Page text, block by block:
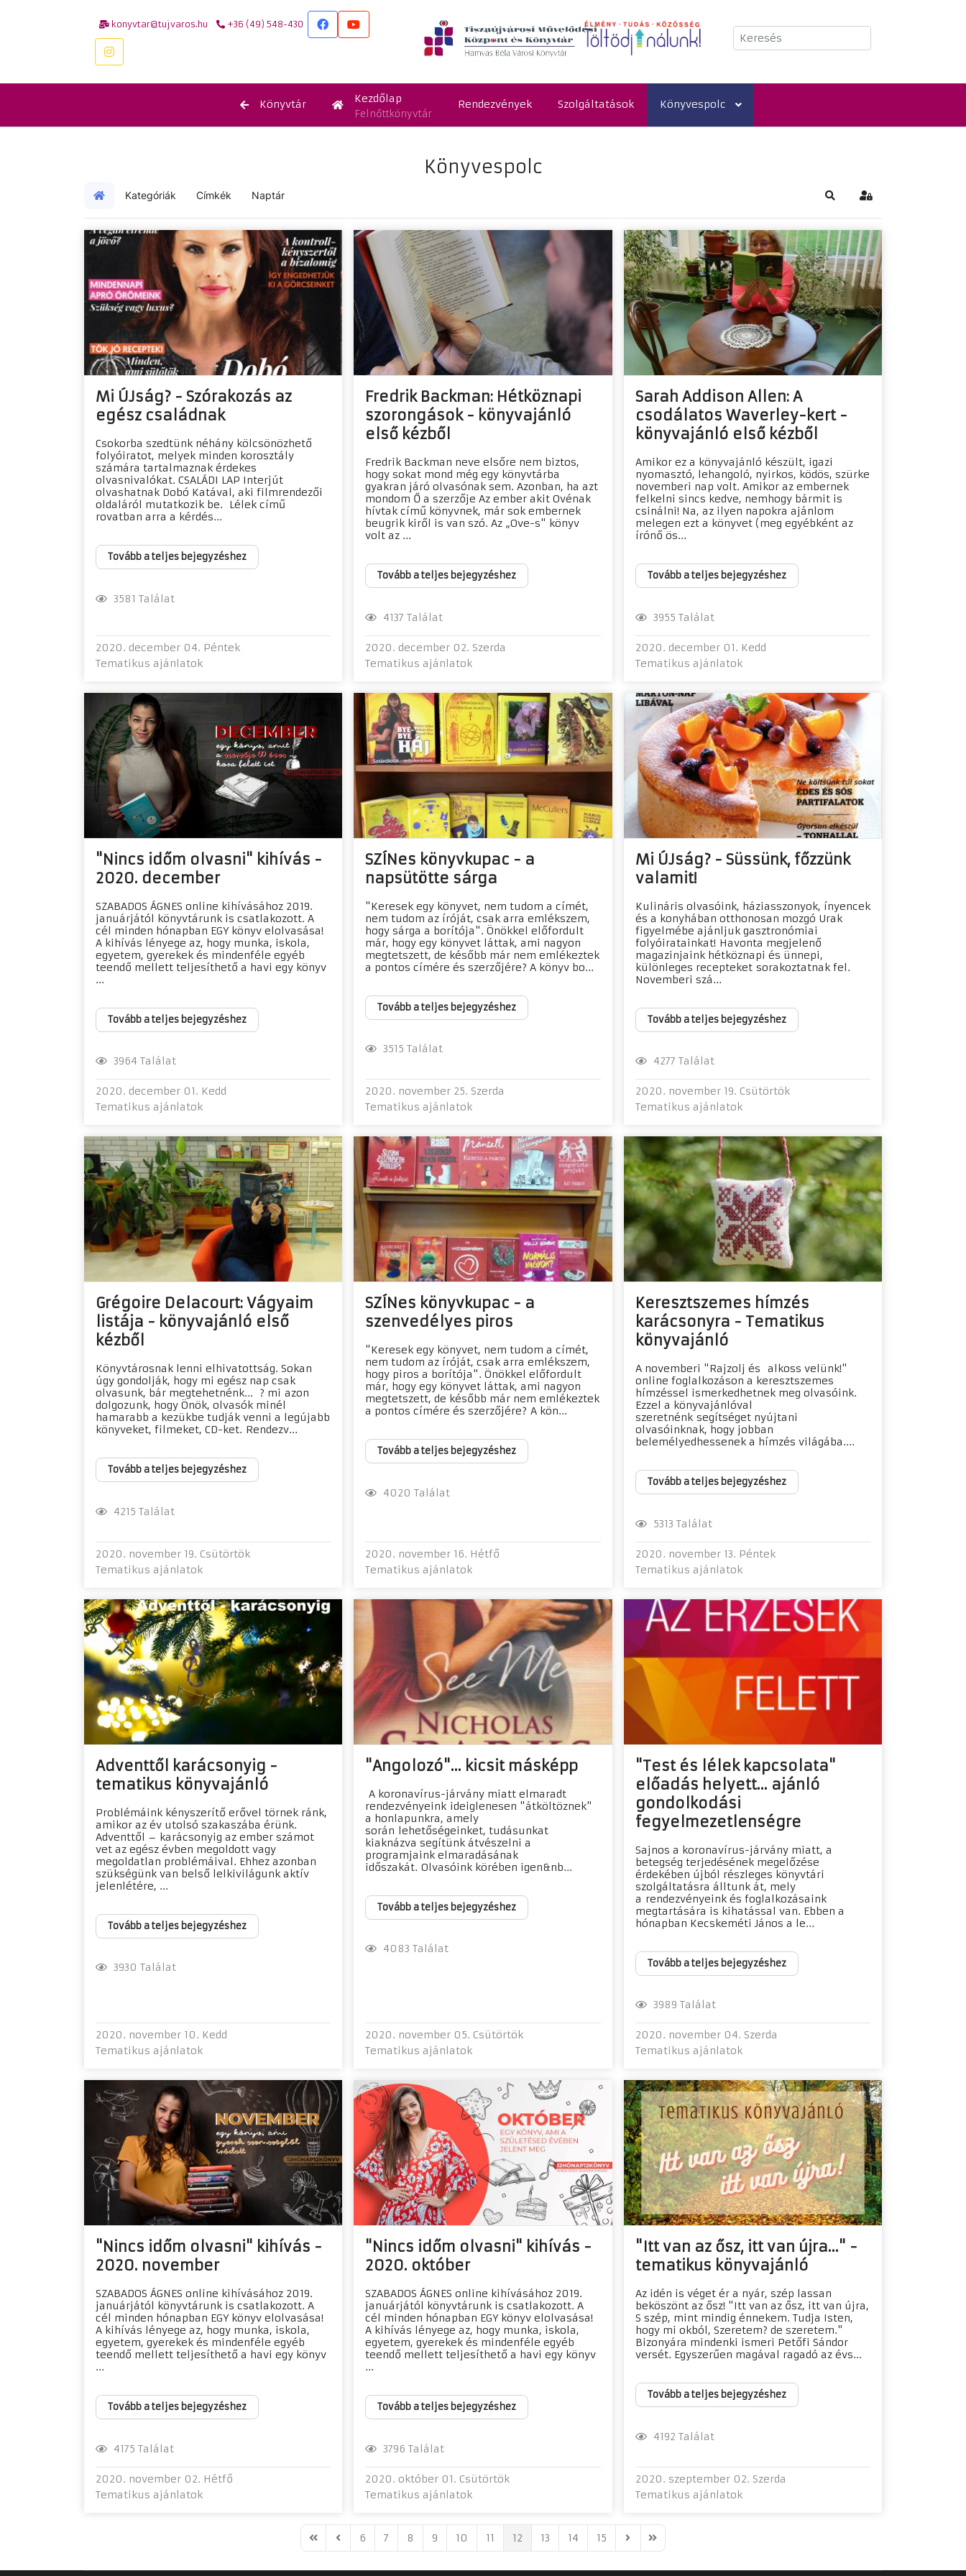
konyvtar@tujvaros.hu +36 (49) 548-430
Keresés
Könyvtár Kezdőlap
Felnőttkönyvtár
Rendezvények Szolgáltatások Könyvespolc
Könyvespolc
KezdőlapKategóriák Címkék Naptár KeresésBejelentkezés
Mi ÚJság? - Szórakozás az
egész családnak
Csokorba szedtünk néhány kölcsönözhető
folyóiratot, melyek minden korosztály
számára tartalmaznak érdekes
olvasnivalókat. CSALÁDI LAP Interjút
olvashatnak Dobó Katával, aki filmrendezői
oldaláról mutatkozik be. Lélek című
rovatban arra a kérdés...
Tovább a teljes bejegyzéshez
3581 Találat
2020. december 04. Péntek
Tematikus ajánlatok
Fredrik Backman: Hétköznapi
szorongások - könyvajánló
első kézből
Fredrik Backman neve elsőre nem biztos,
hogy sokat mond még egy könyvtárba
gyakran járó olvasónak sem. Azonban, ha azt
mondom Ő a szerzője Az ember akit Ovénak
hívtak című könyvnek, már sok embernek
beugrik kiről is van szó. Az „Ove-s" könyv
volt az ...
Tovább a teljes bejegyzéshez
4137 Találat
2020. december 02. Szerda
Tematikus ajánlatok
Sarah Addison Allen: A
csodálatos Waverley-kert -
könyvajánló első kézből
Amikor ez a könyvajánló készült, igazi
nyomasztó, lehangoló, nyirkos, ködös, szürke
novemberi nap volt. Amikor az embernek
felkelni sincs kedve, nemhogy bármit is
csinálni! Na, az ilyen napokra ajánlom
melegen ezt a könyvet (meg egyébként az
írónő ös...
Tovább a teljes bejegyzéshez
3955 Találat
2020. december 01. Kedd
Tematikus ajánlatok
"Nincs időm olvasni" kihívás -
2020. december
SZABADOS ÁGNES online kihívásához 2019.
januárjától könyvtárunk is csatlakozott. A
cél minden hónapban EGY könyv elolvasása!
A kihívás lényege az, hogy munka, iskola,
egyetem, gyerekek és mindenféle egyéb
teendő mellett teljesíthető a havi egy könyv
...
Tovább a teljes bejegyzéshez
3964 Találat
2020. december 01. Kedd
Tematikus ajánlatok
SZÍNes könyvkupac - a
napsütötte sárga
"Keresek egy könyvet, nem tudom a címét,
nem tudom az íróját, csak arra emlékszem,
hogy sárga a borítója". Önökkel előfordult
már, hogy egy könyvet láttak, ami nagyon
megtetszett, de később már nem emlékeztek
a pontos címére és szerzőjére? A könyv bo...
Tovább a teljes bejegyzéshez
3515 Találat
2020. november 25. Szerda
Tematikus ajánlatok
Mi ÚJság? - Süssünk, főzzünk
valamit!
Kulináris olvasóink, háziasszonyok, ínyencek
és a konyhában otthonosan mozgó Urak
figyelmébe ajánljuk gasztronómiai
folyóiratainkat! Havonta megjelenő
magazinjaink hétköznapi és ünnepi,
különleges recepteket sorakoztatnak fel.
Novemberi szá...
Tovább a teljes bejegyzéshez
4277 Találat
2020. november 19. Csütörtök
Tematikus ajánlatok
Grégoire Delacourt: Vágyaim
listája - könyvajánló első
kézből
Könyvtárosnak lenni elhivatottság. Sokan
úgy gondolják, hogy mi egész nap csak
olvasunk, bár megtehetnénk... ? mi azon
dolgozunk, hogy Önök, olvasók minél
hamarabb a kezükbe tudják venni a legújabb
könyveket, filmeket, CD-ket. Rendezv...
Tovább a teljes bejegyzéshez
4215 Találat
2020. november 19. Csütörtök
Tematikus ajánlatok
SZÍNes könyvkupac - a
szenvedélyes piros
"Keresek egy könyvet, nem tudom a címét,
nem tudom az íróját, csak arra emlékszem,
hogy piros a borítója". Önökkel előfordult
már, hogy egy könyvet láttak, ami nagyon
megtetszett, de később már nem emlékeztek
a pontos címére és szerzőjére? A kön...
Tovább a teljes bejegyzéshez
4020 Találat
2020. november 16. Hétfő
Tematikus ajánlatok
Keresztszemes hímzés
karácsonyra - Tematikus
könyvajánló
A novemberi "Rajzolj és alkoss velünk!"
online foglalkozáson a keresztszemes
hímzéssel ismerkedhetnek meg olvasóink.
Ezzel a könyvajánlóval
szeretnénk segítséget nyújtani
olvasóinknak, hogy jobban
belemélyedhessenek a hímzés világába....
Tovább a teljes bejegyzéshez
5313 Találat
2020. november 13. Péntek
Tematikus ajánlatok
Adventtől karácsonyig -
tematikus könyvajánló
Problémáink kényszerítő erővel törnek ránk,
amikor az év utolsó szakaszába érünk.
Adventtől – karácsonyig az ember számot
vet az egész évben megoldott vagy
megoldatlan problémáival. Ehhez azonban
szükségünk van belső lelkivilágunk aktív
jelenlétére, ...
Tovább a teljes bejegyzéshez
3930 Találat
2020. november 10. Kedd
Tematikus ajánlatok
"Angolozó"... kicsit másképp
A koronavírus-járvány miatt elmaradt
rendezvényeink ideiglenesen "átköltöznek"
a honlapunkra, amely
során lehetőségeinket, tudásunkat
kiaknázva segítünk átvészelni a
programjaink elmaradásának
időszakát. Olvasóink körében igen&nb...
Tovább a teljes bejegyzéshez
4083 Találat
2020. november 05. Csütörtök
Tematikus ajánlatok
"Test és lélek kapcsolata"
előadás helyett... ajánló
gondolkodási
fegyelmezetlenségre
Sajnos a koronavírus-járvány miatt, a
betegség terjedésének megelőzése
érdekében újból részleges könyvtári
szolgáltatásra álltunk át, mely
a rendezvényeink és foglalkozásaink
megtartására is kihatással van. Ebben a
hónapban Kecskeméti János a le...
Tovább a teljes bejegyzéshez
3989 Találat
2020. november 04. Szerda
Tematikus ajánlatok
"Nincs időm olvasni" kihívás -
2020. november
SZABADOS ÁGNES online kihívásához 2019.
januárjától könyvtárunk is csatlakozott. A
cél minden hónapban EGY könyv elolvasása!
A kihívás lényege az, hogy munka, iskola,
egyetem, gyerekek és mindenféle egyéb
teendő mellett teljesíthető a havi egy könyv
...
Tovább a teljes bejegyzéshez
4175 Találat
2020. november 02. Hétfő
Tematikus ajánlatok
"Nincs időm olvasni" kihívás -
2020. október
SZABADOS ÁGNES online kihívásához 2019.
januárjától könyvtárunk is csatlakozott. A
cél minden hónapban EGY könyv elolvasása!
A kihívás lényege az, hogy munka, iskola,
egyetem, gyerekek és mindenféle egyéb
teendő mellett teljesíthető a havi egy könyv
...
Tovább a teljes bejegyzéshez
3796 Találat
2020. október 01. Csütörtök
Tematikus ajánlatok
"Itt van az ősz, itt van újra..." -
tematikus könyvajánló
Az idén is véget ér a nyár, szép lassan
beköszönt az ősz! "Itt van az ősz, itt van újra,
S szép, mint mindig énnekem. Tudja Isten,
hogy mi okból, Szeretem? de szeretem."
Bizonyára mindenki ismeri Petőfi Sándor
versét. Egyszerűen magával ragadó az évs...
Tovább a teljes bejegyzéshez
4192 Találat
2020. szeptember 02. Szerda
Tematikus ajánlatok
First PagePrevious Page
6 7 8 9 10 11 12 13 14 15 Next PageLast Page